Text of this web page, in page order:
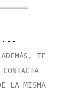
ADEMÁS, TE
LA MISMA